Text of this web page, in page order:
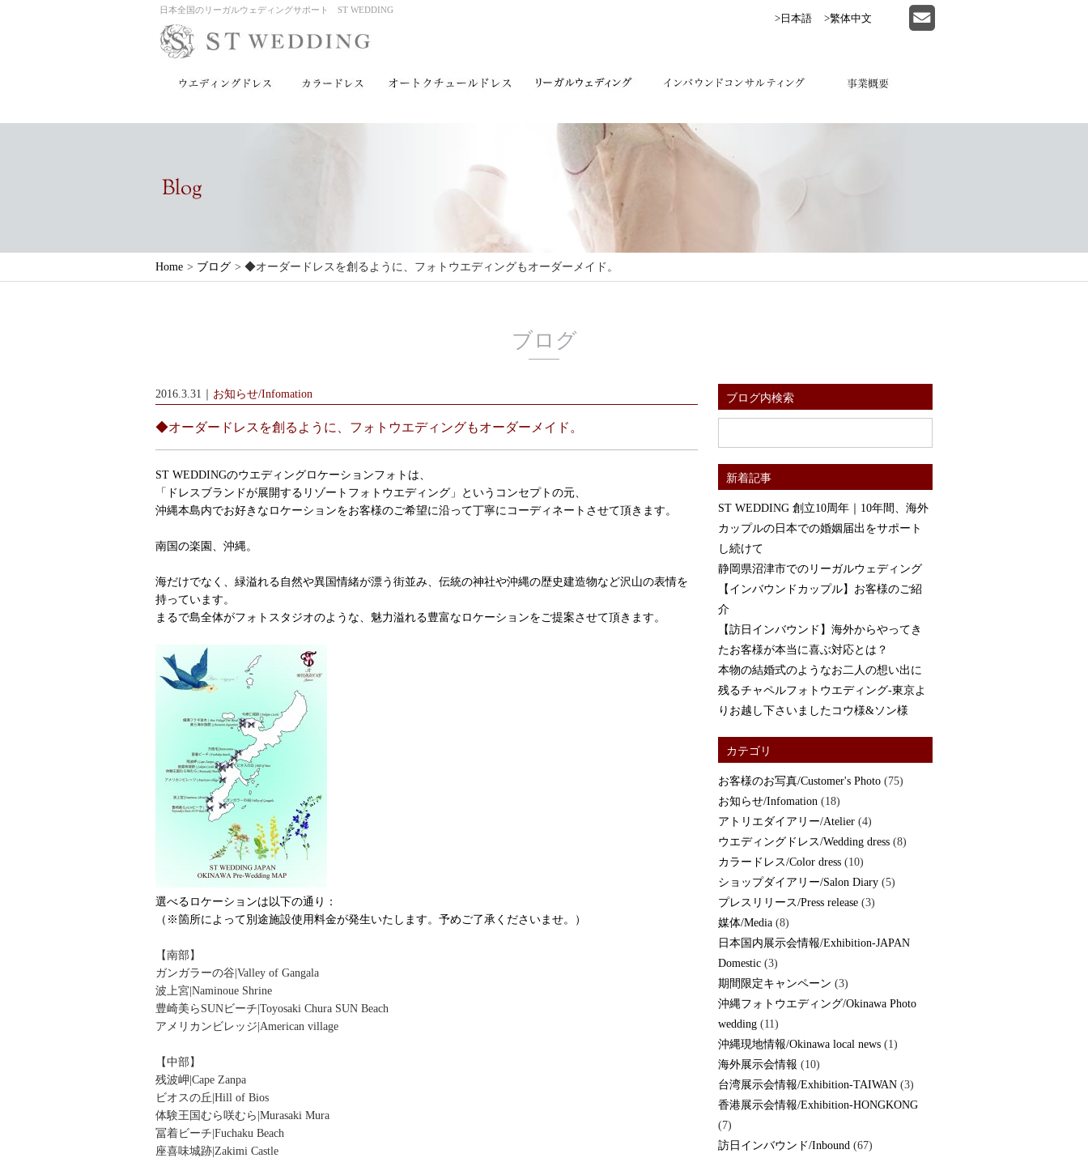
日本全国のリーガルウェディングサポート ST WEDDING
>日本語 >繁体中文
Home > ブログ > ◆オーダードレスを創るように、フォトウエディングもオーダーメイド。
ブログ
2016.3.31｜ お知らせ/Infomation
◆オーダードレスを創るように、フォトウエディングもオーダーメイド。
ST WEDDINGのウエディングロケーションフォトは、
「ドレスブランドが展開するリゾートフォトウエディング」というコンセプトの元、
沖縄本島内でお好きなロケーションをお客様のご希望に沿って丁寧にコーディネートさせて頂きます。
南国の楽園、沖縄。
海だけでなく、緑溢れる自然や異国情緒が漂う街並み、伝統の神社や沖縄の歴史建造物など沢山の表情を
持っています。
まるで島全体がフォトスタジオのような、魅力溢れる豊富なロケーションをご提案させて頂きます。
選べるロケーションは以下の通り：
（※箇所によって別途施設使用料金が発生いたします。予めご了承くださいませ。）
【南部】
ガンガラーの谷|Valley of Gangala
波上宮|Naminoue Shrine
豊崎美らSUNビーチ|Toyosaki Chura SUN Beach
アメリカンビレッジ|American village
【中部】
残波岬|Cape Zanpa
ビオスの丘|Hill of Bios
体験王国むら咲むら|Murasaki Mura
冨着ビーチ|Fuchaku Beach
座喜味城跡|Zakimi Castle
ブログ内検索
新着記事
ST WEDDING 創立10周年｜10年間、海外
カップルの日本での婚姻届出をサポート
し続けて
静岡県沼津市でのリーガルウェディング
【インバウンドカップル】お客様のご紹
介
【訪日インバウンド】海外からやってき
たお客様が本当に喜ぶ対応とは？
本物の結婚式のようなお二人の想い出に
残るチャペルフォトウエディング-東京よ
りお越し下さいましたコウ様&ソン様
カテゴリ
お客様のお写真/Customer's Photo (75)
お知らせ/Infomation (18)
アトリエダイアリー/Atelier (4)
ウエディングドレス/Wedding dress (8)
カラードレス/Color dress (10)
ショップダイアリー/Salon Diary (5)
プレスリリース/Press release (3)
媒体/Media (8)
日本国内展示会情報/Exhibition-JAPAN
Domestic (3)
期間限定キャンペーン (3)
沖縄フォトウエディング/Okinawa Photo
wedding (11)
沖縄現地情報/Okinawa local news (1)
海外展示会情報 (10)
台湾展示会情報/Exhibition-TAIWAN (3)
香港展示会情報/Exhibition-HONGKONG
(7)
訪日インバウンド/Inbound (67)